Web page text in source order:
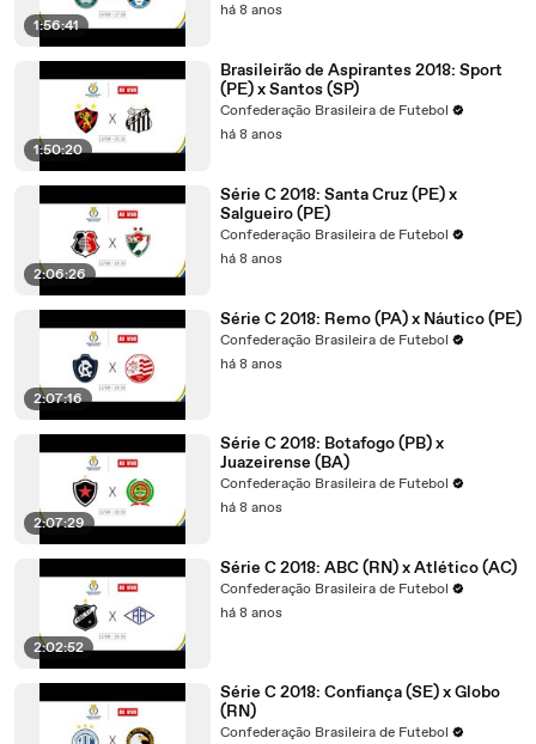
1:56:41
há 8 anos
1:50:20
Brasileirão de Aspirantes 2018: Sport
(PE) x Santos (SP)
Confederação Brasileira de Futebol
há 8 anos
2:06:26
Série C 2018: Santa Cruz (PE) x
Salgueiro (PE)
Confederação Brasileira de Futebol
há 8 anos
2:07:16
Série C 2018: Remo (PA) x Náutico (PE)
Confederação Brasileira de Futebol
há 8 anos
2:07:29
Série C 2018: Botafogo (PB) x
Juazeirense (BA)
Confederação Brasileira de Futebol
há 8 anos
2:02:52
Série C 2018: ABC (RN) x Atlético (AC)
Confederação Brasileira de Futebol
há 8 anos
Série C 2018: Confiança (SE) x Globo
(RN)
Confederação Brasileira de Futebol